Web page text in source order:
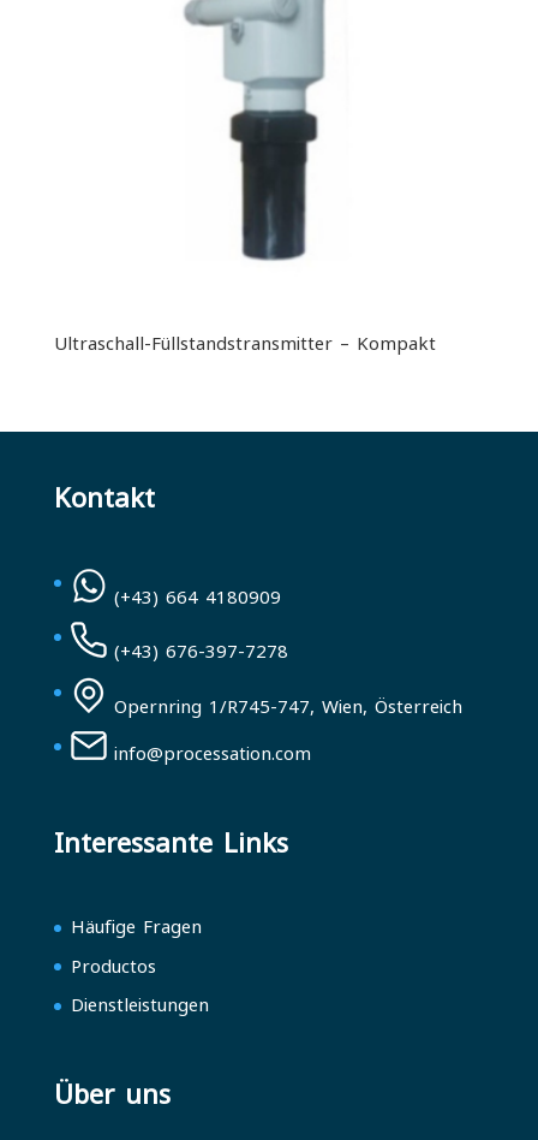
Ultraschall-Füllstandstransmitter – Kompakt
Kontakt
(+43) 664 4180909
(+43) 676-397-7278
Opernring 1/R745-747, Wien, Österreich
info@processation.com
Interessante Links
Häufige Fragen
Productos
Dienstleistungen
Über uns